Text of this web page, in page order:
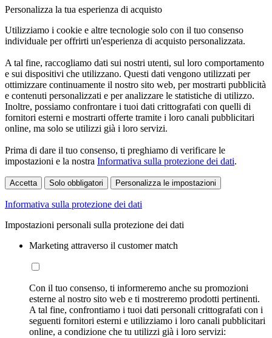
Personalizza la tua esperienza di acquisto
Utilizziamo i cookie e altre tecnologie solo con il tuo consenso
individuale per offrirti un'esperienza di acquisto personalizzata.
A tal fine, raccogliamo dati sui nostri utenti, sul loro comportamento
e sui dispositivi che utilizzano. Questi dati vengono utilizzati per
ottimizzare continuamente il nostro sito web, per mostrarti pubblicità
e contenuti personalizzati e per analizzare le statistiche di utilizzo.
Inoltre, possiamo confrontare i tuoi dati crittografati con quelli di
fornitori esterni e mostrarti offerte tramite i loro canali pubblicitari
online, ma solo se utilizzi già i loro servizi.
Prima di dare il tuo consenso, ti preghiamo di verificare le
impostazioni e la nostra Informativa sulla protezione dei dati.
Accetta Solo obbligatori Personalizza le impostazioni
Informativa sulla protezione dei dati
Impostazioni personali sulla protezione dei dati
Marketing attraverso il customer match
Con il tuo consenso, ti informeremo anche su promozioni
esterne al nostro sito web e ti mostreremo prodotti pertinenti.
A tal fine, confrontiamo i tuoi dati personali crittografati con i
seguenti fornitori esterni e utilizziamo i loro canali pubblicitari
online, a condizione che tu utilizzi già i loro servizi: